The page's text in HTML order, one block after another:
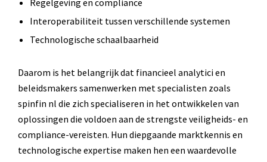
Regelgeving en compliance
Interoperabiliteit tussen verschillende systemen
Technologische schaalbaarheid
Daarom is het belangrijk dat financieel analytici en
beleidsmakers samenwerken met specialisten zoals
spinfin nl die zich specialiseren in het ontwikkelen van
oplossingen die voldoen aan de strengste veiligheids- en
compliance-vereisten. Hun diepgaande marktkennis en
technologische expertise maken hen een waardevolle